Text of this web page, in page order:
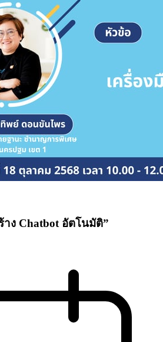
าง Chatbot อัตโนมัติ”